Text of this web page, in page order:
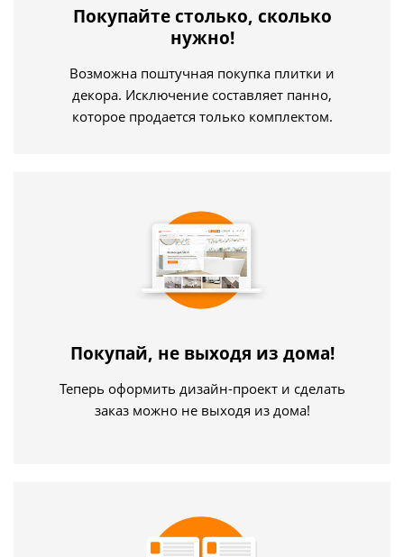
Покупайте столько, сколько
нужно!
Возможна поштучная покупка плитки и
декора. Исключение составляет панно,
которое продается только комплектом.
Покупай, не выходя из дома!
Теперь оформить дизайн-проект и сделать
заказ можно не выходя из дома!